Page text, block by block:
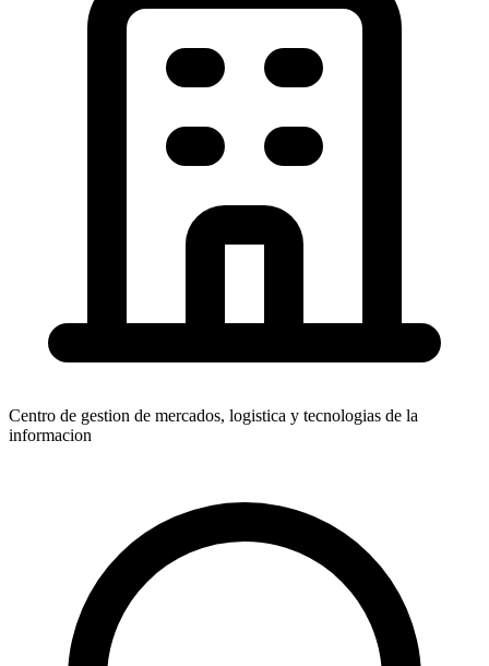
Centro de gestion de mercados, logistica y tecnologias de la
informacion